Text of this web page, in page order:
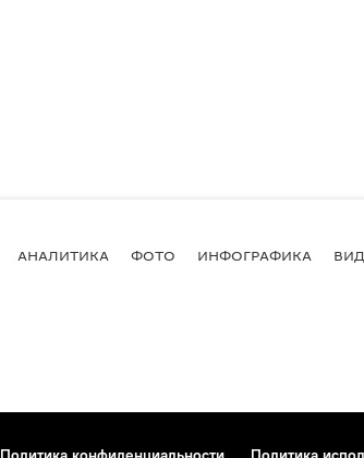
АНАЛИТИКА ФОТО ИНФОГРАФИКА